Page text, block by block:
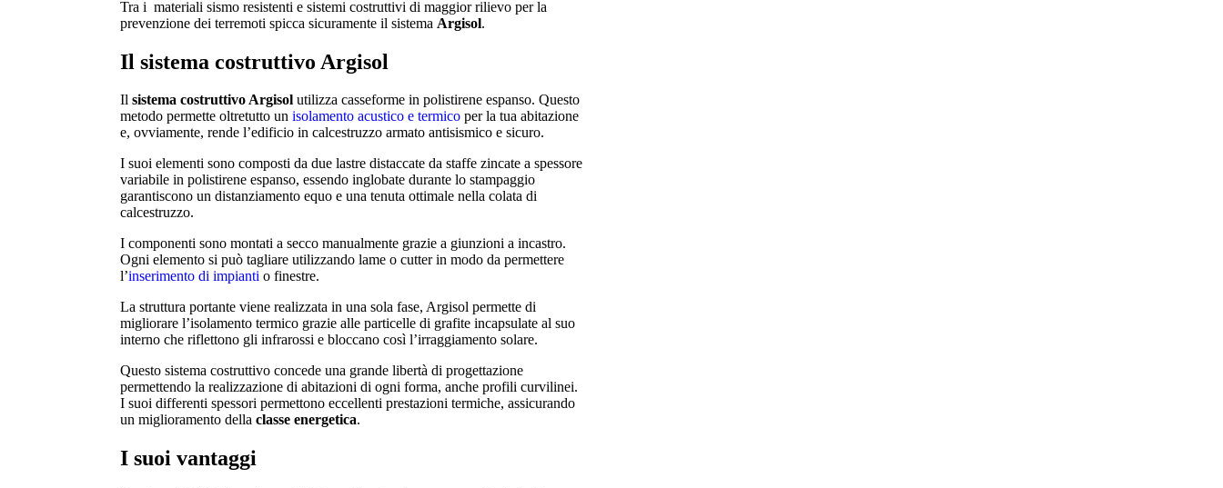
Tra i materiali sismo resistenti e sistemi costruttivi di maggior rilievo per la
prevenzione dei terremoti spicca sicuramente il sistema Argisol.
Il sistema costruttivo Argisol
Il sistema costruttivo Argisol utilizza casseforme in polistirene espanso. Questo
metodo permette oltretutto un isolamento acustico e termico per la tua abitazione
e, ovviamente, rende l’edificio in calcestruzzo armato antisismico e sicuro.
I suoi elementi sono composti da due lastre distaccate da staffe zincate a spessore
variabile in polistirene espanso, essendo inglobate durante lo stampaggio
garantiscono un distanziamento equo e una tenuta ottimale nella colata di
calcestruzzo.
I componenti sono montati a secco manualmente grazie a giunzioni a incastro.
Ogni elemento si può tagliare utilizzando lame o cutter in modo da permettere
l’inserimento di impianti o finestre.
La struttura portante viene realizzata in una sola fase, Argisol permette di
migliorare l’isolamento termico grazie alle particelle di grafite incapsulate al suo
interno che riflettono gli infrarossi e bloccano così l’irraggiamento solare.
Questo sistema costruttivo concede una grande libertà di progettazione
permettendo la realizzazione di abitazioni di ogni forma, anche profili curvilinei.
I suoi differenti spessori permettono eccellenti prestazioni termiche, assicurando
un miglioramento della classe energetica.
I suoi vantaggi